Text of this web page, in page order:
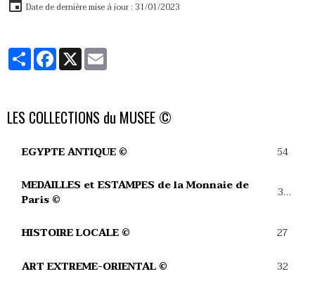
Date de dernière mise à jour : 31/01/2023
PartagerFacebook
X
LES COLLECTIONS du MUSEE ©
EGYPTE ANTIQUE © 54
MEDAILLES et ESTAMPES de la Monnaie de
Paris ©
39
HISTOIRE LOCALE © 27
ART EXTREME-ORIENTAL © 32